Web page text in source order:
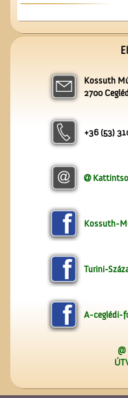
A
A
Kossuth
2700
+36 (53)
Kossuth-
Turini-
A-ceglédi-
@